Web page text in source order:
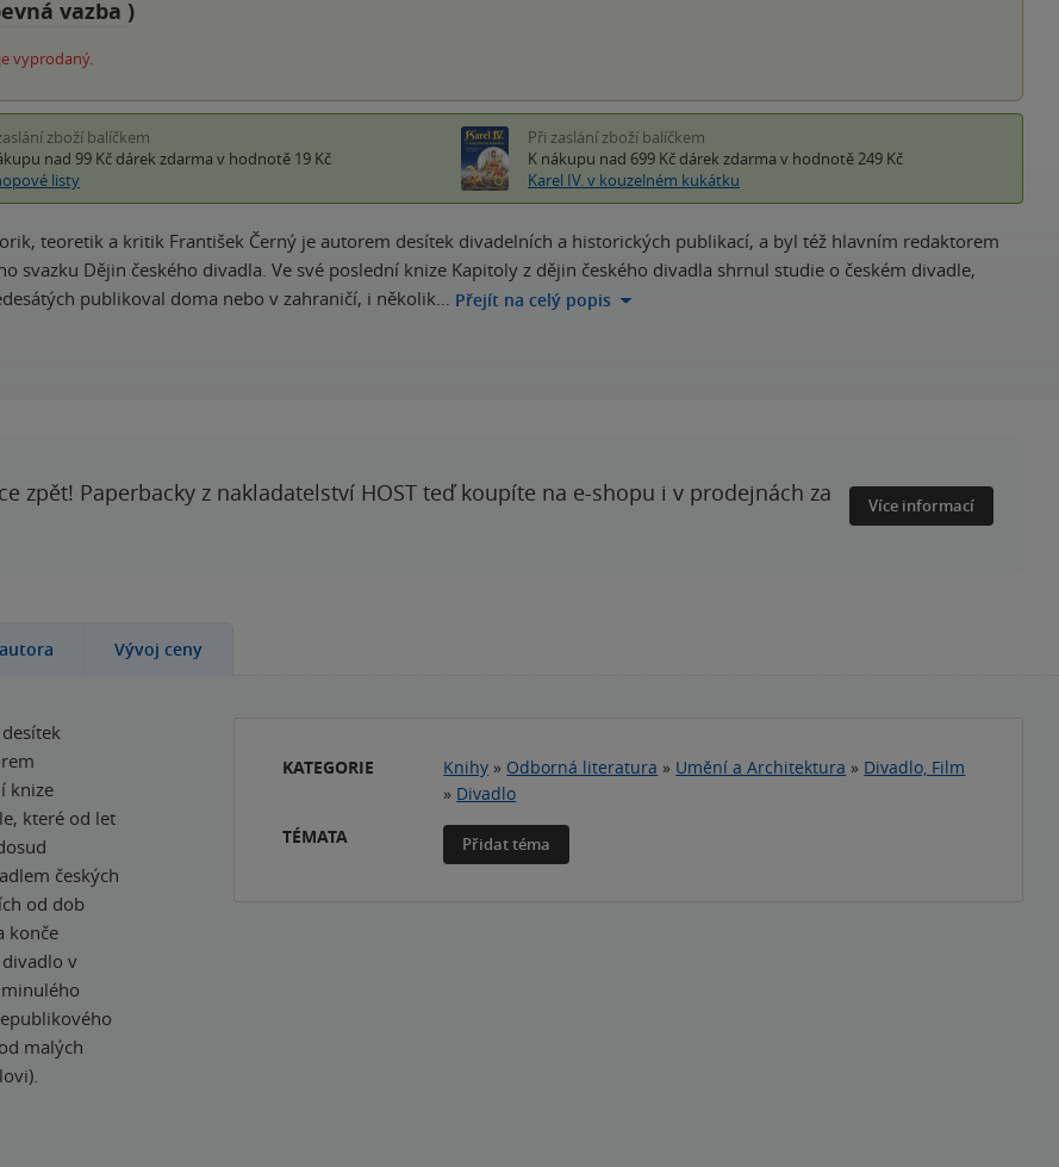
vazba )
vyprodaný.
zboží balíčkem
nad 99 Kč dárek zdarma v hodnotě 19 Kč
listy
Při zaslání zboží balíčkem
K nákupu nad 699 Kč dárek zdarma v hodnotě 249 Kč
Karel IV. v kouzelném kukátku
teoretik a kritik František Černý je autorem desítek divadelních a historických publikací, a byl též hlavním redaktorem
svazku Dějin českého divadla. Ve své poslední knize Kapitoly z dějin českého divadla shrnul studie o českém divadle,
publikoval doma nebo v zahraničí, i několik… Přejít na celý popis
zpět! Paperbacky z nakladatelství HOST teď koupíte na e-shopu i v prodejnách za
Více informací
Vývoj ceny
knize
které od let
českých
od dob
konče
v
malých
KATEGORIE Knihy » Odborná literatura » Umění a Architektura » Divadlo, Film
» Divadlo
TÉMATA
Přidat téma